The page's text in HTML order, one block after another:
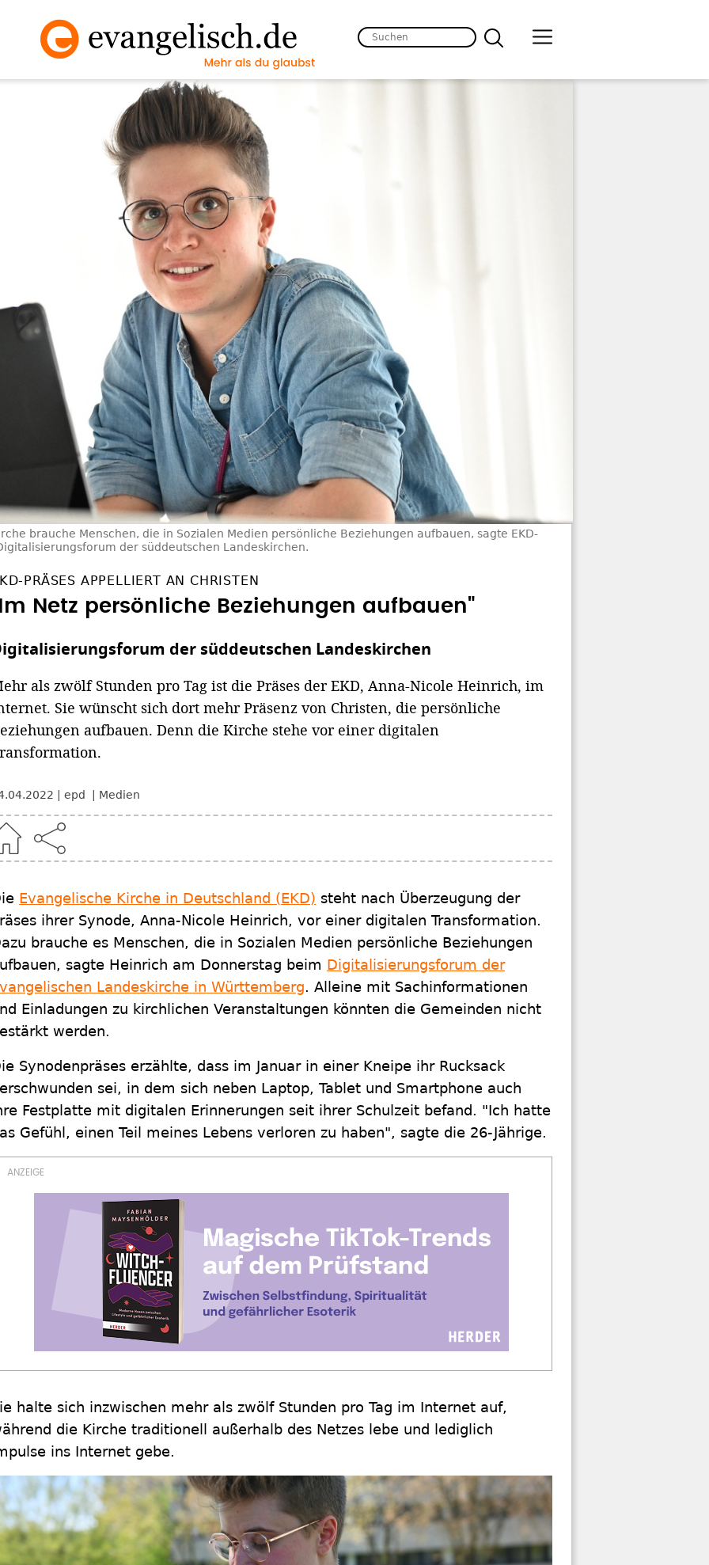
brauche Menschen, die in Sozialen Medien persönliche Beziehungen aufbauen, sagte EKD-
der süddeutschen Landeskirchen.
PRÄSES APPELLIERT AN CHRISTEN
Netz persönliche Beziehungen aufbauen"
der süddeutschen Landeskirchen
als zwölf Stunden pro Tag ist die Präses der EKD, Anna-Nicole Heinrich, im
Sie wünscht sich dort mehr Präsenz von Christen, die persönliche
aufbauen. Denn die Kirche stehe vor einer digitalen
epd Medien
Evangelische Kirche in Deutschland (EKD) steht nach Überzeugung der
ihrer Synode, Anna-Nicole Heinrich, vor einer digitalen Transformation.
brauche es Menschen, die in Sozialen Medien persönliche Beziehungen
sagte Heinrich am Donnerstag beim Digitalisierungsforum der
Landeskirche in Württemberg. Alleine mit Sachinformationen
Einladungen zu kirchlichen Veranstaltungen könnten die Gemeinden nicht
werden.
Synodenpräses erzählte, dass im Januar in einer Kneipe ihr Rucksack
sei, in dem sich neben Laptop, Tablet und Smartphone auch
Festplatte mit digitalen Erinnerungen seit ihrer Schulzeit befand. "Ich hatte
Gefühl, einen Teil meines Lebens verloren zu haben", sagte die 26-Jährige.
halte sich inzwischen mehr als zwölf Stunden pro Tag im Internet auf,
die Kirche traditionell außerhalb des Netzes lebe und lediglich
ins Internet gebe.